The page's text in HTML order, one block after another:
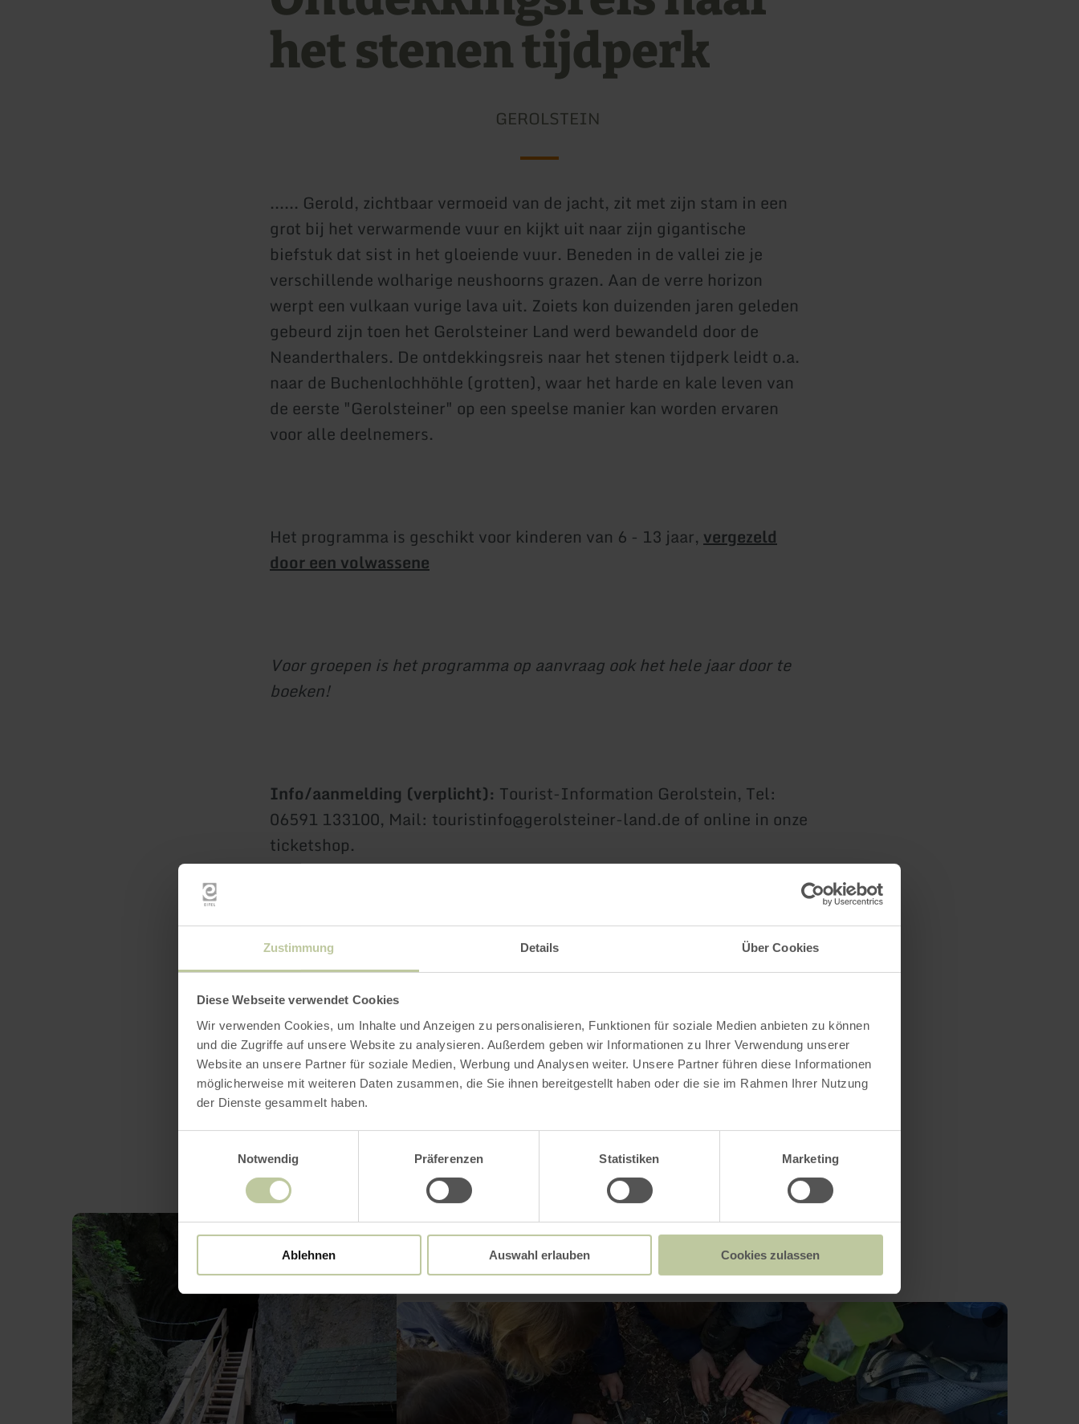
Zustimmung Details Über Cookies
Diese Webseite verwendet Cookies
Wir verwenden Cookies, um Inhalte und Anzeigen zu personalisieren, Funktionen für soziale Medien anbieten zu können
und die Zugriffe auf unsere Website zu analysieren. Außerdem geben wir Informationen zu Ihrer Verwendung unserer
Website an unsere Partner für soziale Medien, Werbung und Analysen weiter. Unsere Partner führen diese Informationen
möglicherweise mit weiteren Daten zusammen, die Sie ihnen bereitgestellt haben oder die sie im Rahmen Ihrer Nutzung
der Dienste gesammelt haben.
Notwendig
Präferenzen Statistiken Marketing
Ablehnen Auswahl erlauben Cookies zulassen
het stenen tijdperk
GEROLSTEIN
...... Gerold, zichtbaar vermoeid van de jacht, zit met zijn stam in een
grot bij het verwarmende vuur en kijkt uit naar zijn gigantische
biefstuk dat sist in het gloeiende vuur. Beneden in de vallei zie je
verschillende wolharige neushoorns grazen. Aan de verre horizon
werpt een vulkaan vurige lava uit. Zoiets kon duizenden jaren geleden
gebeurd zijn toen het Gerolsteiner Land werd bewandeld door de
Neanderthalers. De ontdekkingsreis naar het stenen tijdperk leidt o.a.
naar de Buchenlochhöhle (grotten), waar het harde en kale leven van
de eerste "Gerolsteiner" op een speelse manier kan worden ervaren
voor alle deelnemers.
Het programma is geschikt voor kinderen van 6 - 13 jaar, vergezeld
door een volwassene
Voor groepen is het programma op aanvraag ook het hele jaar door te
boeken!
Info/aanmelding (verplicht): Tourist-Information Gerolstein, Tel:
06591 133100, Mail: touristinfo@gerolsteiner-land.de of online in onze
ticketshop.
Trefpunt:
Tourist-Information Gerolstein, Bahnhofstraße 4, 54568
Gerolstein (in het stationsgebouw)
Start:14:00, duur 3 uur
Impressies